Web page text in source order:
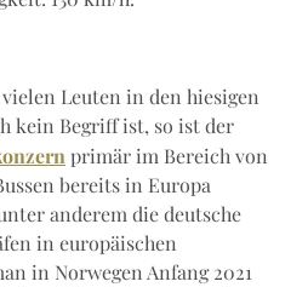
Leuten in den hiesigen
kein Begriff ist, so ist der
primär im Bereich von
bereits in Europa
anderem die deutsche
in europäischen
in Norwegen Anfang 2021